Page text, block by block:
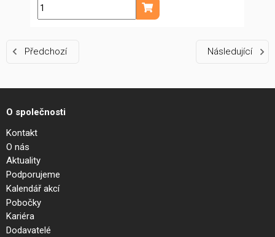
ks
Přidat do košíku
Předchozí Následující
O společnosti
Kontakt
O nás
Aktuality
Podporujeme
Kalendář akcí
Pobočky
Kariéra
Dodavatelé